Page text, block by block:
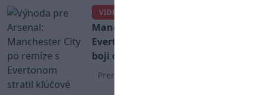
VIDEO
Manchester City po remíze s
Evertonom stratil kľúčové body v
boji o titul
Premier League